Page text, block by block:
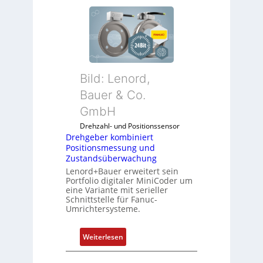
r
e
h
g
e
e
m
b
i
i
e
r
P
o
s
Bild: Lenord,
Bauer & Co.
GmbH
Drehzahl- und Positionssensor
Drehgeber kombiniert
Positionsmessung und
Zustandsüberwachung
Lenord+Bauer erweitert sein
Portfolio digitaler MiniCoder um
eine Variante mit serieller
Schnittstelle für Fanuc-
Umrichtersysteme.
Weiterlesen:
D